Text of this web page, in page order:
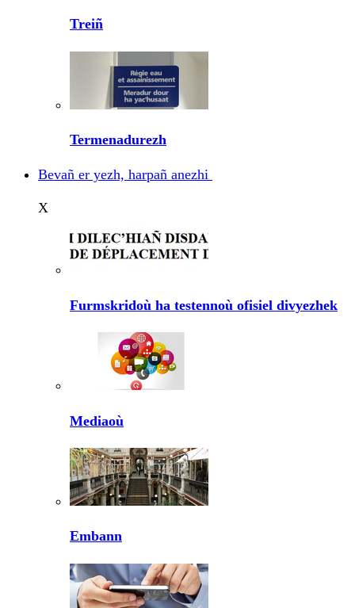
Treiñ
Termenadurezh
Bevañ er yezh, harpañ anezhi
X
Furmskridoù ha testennoù ofisiel divyezhek
Mediaoù
Embann